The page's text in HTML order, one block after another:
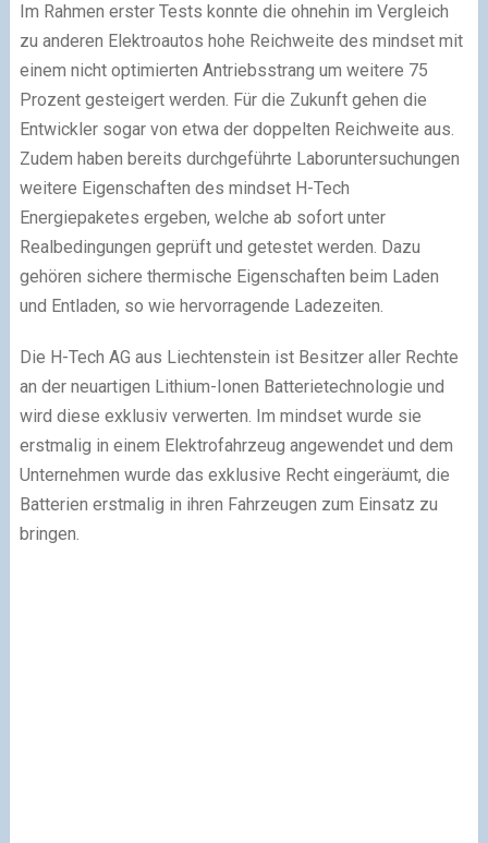
Im Rahmen erster Tests konnte die ohnehin im Vergleich
zu anderen Elektroautos hohe Reichweite des mindset mit
einem nicht optimierten Antriebsstrang um weitere 75
Prozent gesteigert werden. Für die Zukunft gehen die
Entwickler sogar von etwa der doppelten Reichweite aus.
Zudem haben bereits durchgeführte Laboruntersuchungen
weitere Eigenschaften des mindset H-Tech
Energiepaketes ergeben, welche ab sofort unter
Realbedingungen geprüft und getestet werden. Dazu
gehören sichere thermische Eigenschaften beim Laden
und Entladen, so wie hervorragende Ladezeiten.
Die H-Tech AG aus Liechtenstein ist Besitzer aller Rechte
an der neuartigen Lithium-Ionen Batterietechnologie und
wird diese exklusiv verwerten. Im mindset wurde sie
erstmalig in einem Elektrofahrzeug angewendet und dem
Unternehmen wurde das exklusive Recht eingeräumt, die
Batterien erstmalig in ihren Fahrzeugen zum Einsatz zu
bringen.